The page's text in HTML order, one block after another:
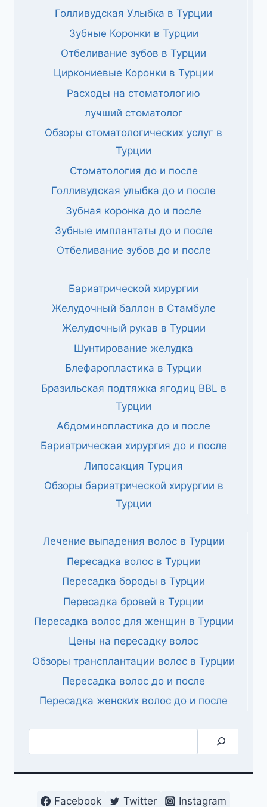
Голливудская Улыбка в Турции
Зубные Коронки в Турции
Отбеливание зубов в Турции
Циркониевые Коронки в Турции
Расходы на стоматологию
лучший стоматолог
Обзоры стоматологических услуг в
Турции
Стоматология до и после
Голливудская улыбка до и после
Зубная коронка до и после
Зубные имплантаты до и после
Отбеливание зубов до и после
Бариатрической хирургии
Желудочный баллон в Стамбуле
Желудочный рукав в Турции
Шунтирование желудка
Блефаропластика в Турции
Бразильская подтяжка ягодиц BBL в
Турции
Абдоминопластика до и после
Бариатрическая хирургия до и после
Липосакция Турция
Обзоры бариатрической хирургии в
Турции
Лечение выпадения волос в Турции
Пересадка волос в Турции
Пересадка бороды в Турции
Пересадка бровей в Турции
Пересадка волос для женщин в Турции
Цены на пересадку волос
Обзоры трансплантации волос в Турции
Пересадка волос до и после
Пересадка женских волос до и после
Facebook Twitter Instagram